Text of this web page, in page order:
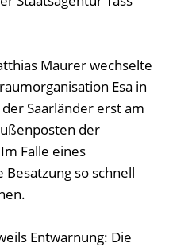
Maurer wechselte
Esa in
Saarländer erst am
der
Falle eines
so schnell
Entwarnung: Die